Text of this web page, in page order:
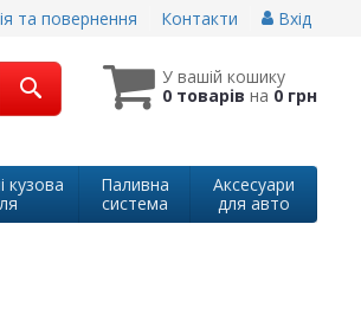
та повернення Контакти Вхід
У вашій кошику
0 товарів на 0 грн
кузова
Паливна
система
Аксесуари
для авто